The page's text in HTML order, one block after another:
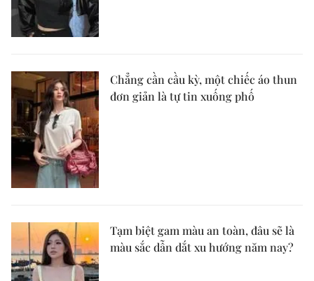
Chẳng cần cầu kỳ, một chiếc áo thun
đơn giản là tự tin xuống phố
Tạm biệt gam màu an toàn, đâu sẽ là
màu sắc dẫn dắt xu hướng năm nay?